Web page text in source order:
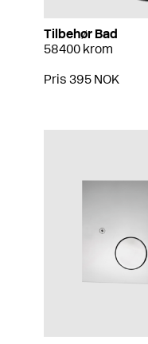
Tilbehør Bad
58400 krom
Pris 395 NOK